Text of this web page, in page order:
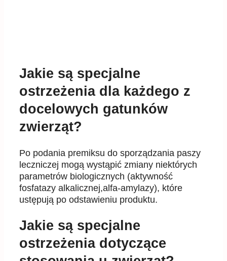
Jakie są specjalne
ostrzeżenia dla każdego z
docelowych gatunków
zwierząt?
Po podania premiksu do sporządzania paszy
leczniczej mogą wystąpić zmiany niektórych
parametrów biologicznych (aktywność
fosfatazy alkalicznej,alfa-amylazy), które
ustępują po odstawieniu produktu.
Jakie są specjalne
ostrzeżenia dotyczące